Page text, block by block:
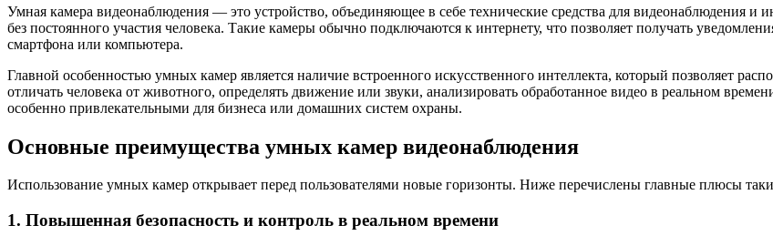
Умная камера видеонаблюдения — это устройство, объединяющее в себе технические средства для видеонаблюдения
без постоянного участия человека. Такие камеры обычно подключаются к интернету, что позволяет получать
смартфона или компьютера.
Главной особенностью умных камер является наличие встроенного искусственного интеллекта, который позволяет
отличать человека от животного, определять движение или звуки, анализировать обработанное видео в реальном
особенно привлекательными для бизнеса или домашних систем охраны.
Основные преимущества умных камер видеонаблюдения
Использование умных камер открывает перед пользователями новые горизонты. Ниже перечислены главные плюсы
1. Повышенная безопасность и контроль в реальном времени